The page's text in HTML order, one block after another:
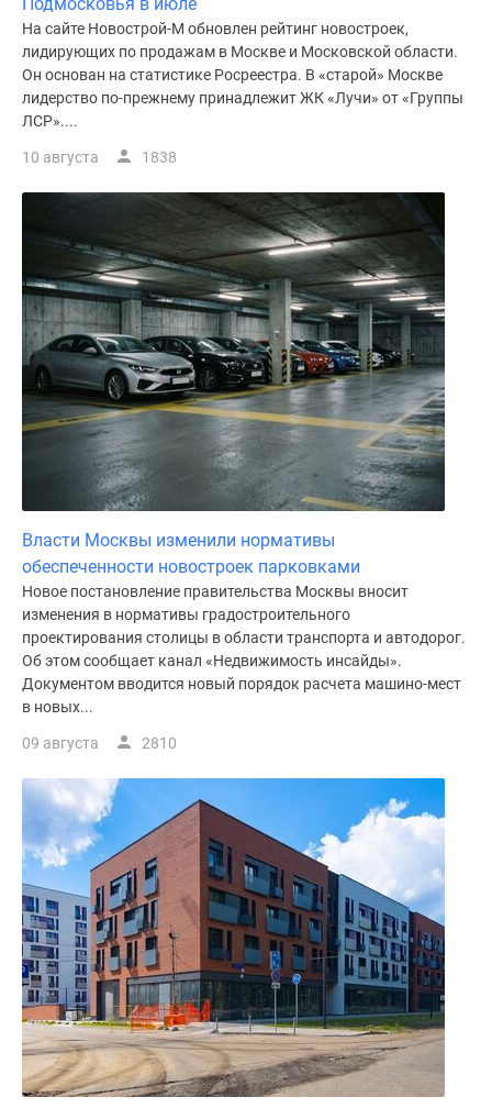
Дома
коттеджи
Коттеджные
поселки
Москве
коттеджные
поселки
Строящиеся
коттеджные
поселки
Коттеджные
поселки
Коттеджные
поселки
водоема
Коттеджные
поселки
ипотеку
Бизнес-
Коттеджи
Скидки
Макс
На сайте Новострой-М обновлен рейтинг новостроек,
лидирующих по продажам в Москве и Московской области.
Он основан на статистике Росреестра. В «старой» Москве
лидерство по-прежнему принадлежит ЖК «Лучи» от «Группы
ЛСР»....
10 августа 1838
Власти Москвы изменили нормативы
обеспеченности новостроек парковками
Новое постановление правительства Москвы вносит
изменения в нормативы градостроительного
проектирования столицы в области транспорта и автодорог.
Об этом сообщает канал «Недвижимость инсайды».
Документом вводится новый порядок расчета машино-мест
в новых...
09 августа 2810